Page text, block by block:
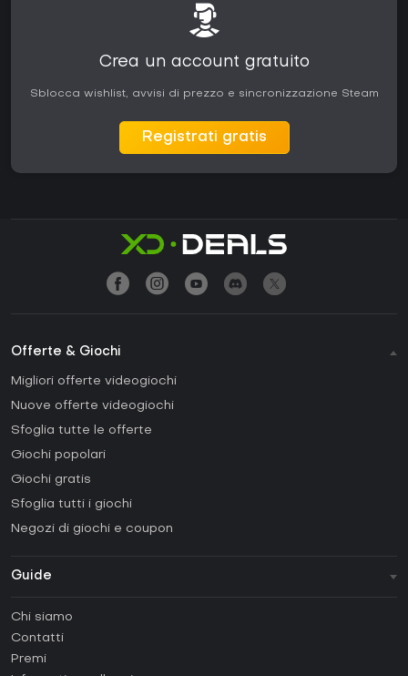
Crea un account gratuito
Sblocca wishlist, avvisi di prezzo e sincronizzazione Steam
Registrati gratis
Offerte & Giochi
Migliori offerte videogiochi
Nuove offerte videogiochi
Sfoglia tutte le offerte
Giochi popolari
Giochi gratis
Sfoglia tutti i giochi
Negozi di giochi e coupon
Guide
Come attivare una Steam CD Key?
Chi siamo
Contatti
Premi